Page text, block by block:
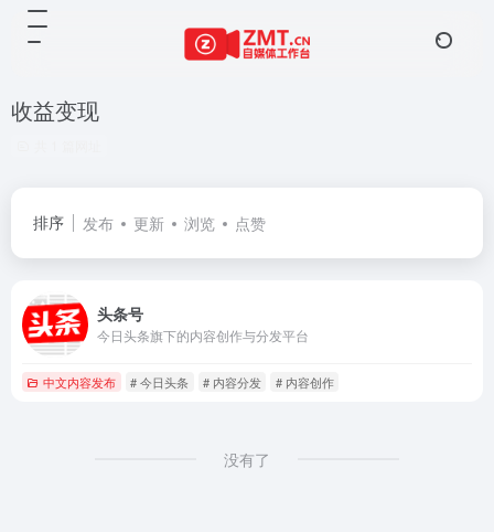
收益变现
排序 发布 更新 浏览 点赞
头条号
今日头条旗下的内容创作与分发平台
中文内容发布 # 今日头条 # 内容分发 # 内容创作
没有了